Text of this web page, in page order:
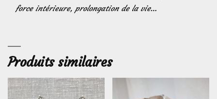
force intérieure, prolongation de la vie…
Produits similaires